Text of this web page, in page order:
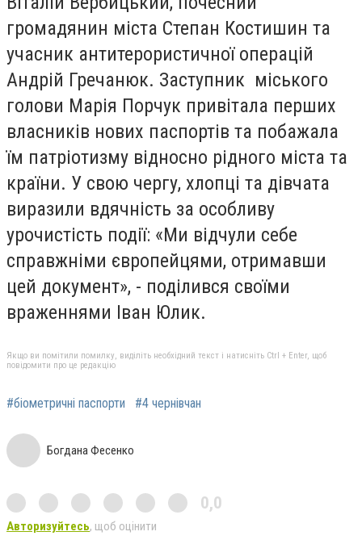
громадянин міста Степан Костишин та
учасник антитерористичної операцій
Андрій Гречанюк. Заступник міського
голови Марія Порчук привітала перших
власників нових паспортів та побажала
їм патріотизму відносно рідного міста та
країни. У свою чергу, хлопці та дівчата
виразили вдячність за особливу
урочистість події: «Ми відчули себе
справжніми європейцями, отримавши
цей документ», - поділився своїми
враженнями Іван Юлик.
Якщо ви помітили помилку, виділіть необхідний текст і натисніть Ctrl + Enter, щоб
повідомити про це редакцію
#біометричні паспорти #4 чернівчан
Богдана Фесенко
0,0
Авторизуйтесь, щоб оцінити